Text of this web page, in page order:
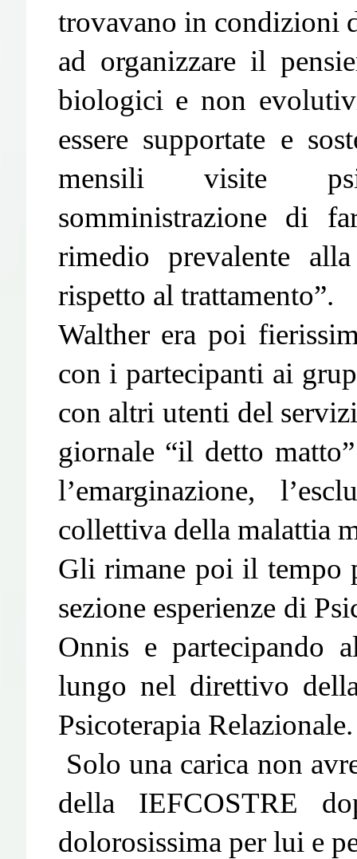
trovavano in condizioni
ad organizzare il
biologici e non
essere supportate e
mensili visite
somministrazione di
rimedio prevalente
rispetto al trattamento”.
Walther era poi
con i partecipanti ai
con altri utenti del
giornale “il detto
l’emarginazione,
collettiva della malattia
Gli rimane poi il tempo
sezione esperienze di
Onnis e partecipando
lungo nel direttivo
Psicoterapia Relazionale.
Solo una carica non
della IEFCOSTRE
dolorosissima per lui e